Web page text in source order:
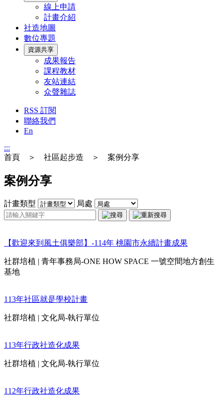
線上申請
計畫介紹
社造地圖
數位專題
資源共享
成果報告
課程教材
友站連結
众聲雜誌
RSS 訂閱
聯絡我們
En
:::
首頁 ＞ 社區起步造 ＞ 案例分享
案例分享
計畫類型 局處
【歡迎來到風土俱樂部】-114年 桃園市永續計畫成果
社群培植 | 青年事務局-ONE HOW SPACE 一號空間地方創生
基地
113年社區就是學校計畫
社群培植 | 文化局-執行單位
113年行政社造化成果
社群培植 | 文化局-執行單位
112年行政社造化成果